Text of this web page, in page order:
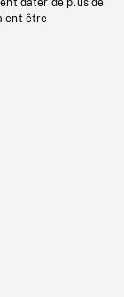
dater de plus de
être